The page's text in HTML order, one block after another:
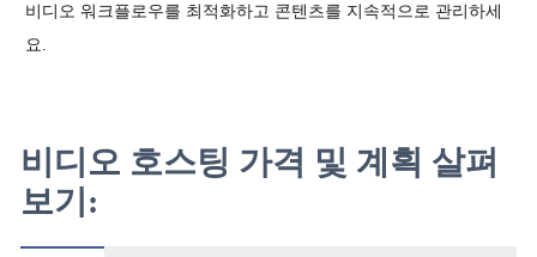
비디오 워크플로우를 최적화하고 콘텐츠를 지속적으로 관리하세
요.
비디오 호스팅 가격 및 계획 살펴
보기: